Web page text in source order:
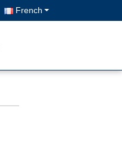
French